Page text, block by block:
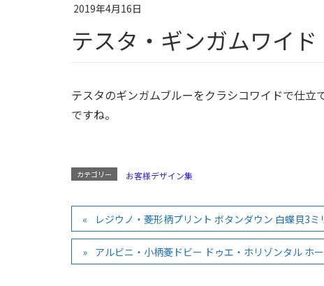
2019年4月16日
テスタ・ギンガムワイド
テスタのギンガムブルーをクラシコワイドで仕
ですね。
カテゴリー お客様デザイン集
レジウノ・菱形柄プリント ボタンダウン 白蝶貝3ミ
アルビニ・小柄菱ドビー ドゥエ・ホリゾンタル ホ